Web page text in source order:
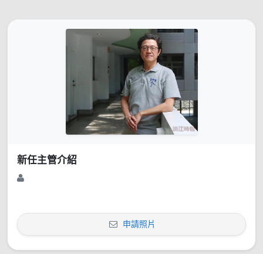
新任主管介紹
申請照片